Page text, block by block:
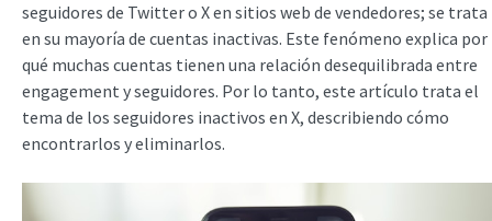
seguidores de Twitter o X en sitios web de vendedores; se trata
en su mayoría de cuentas inactivas. Este fenómeno explica por
qué muchas cuentas tienen una relación desequilibrada entre
engagement y seguidores. Por lo tanto, este artículo trata el
tema de los seguidores inactivos en X, describiendo cómo
encontrarlos y eliminarlos.